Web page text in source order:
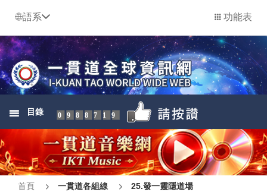
語系 功能表
目錄 0988719
首頁 一貫道各組線 25.發一靈隱道場